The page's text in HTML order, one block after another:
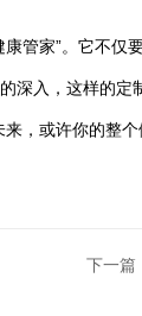
管家”。它不仅
深入，这样的定
，或许你的整
下一篇